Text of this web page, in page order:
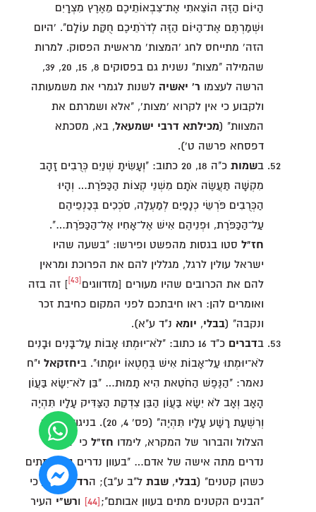
הַיּוֹם הַזֶּה הוֹצֵאתִי אֶת־צִבְאוֹתֵיכֶם מֵאֶרֶץ מִצְרָיִם
וּשְׁמַרְתֶּם אֶת־הַיּוֹם הַזֶּה לְדֹרֹתֵיכֶם חֻקַּת עוֹלָם". 'היום
הזה' מתייחס לחג 'המצות' מראשית הפסוק. למרות
שהמילה "מצות" נשנית גם בפסוקים 8, 15, 20, 39,
הרשה לעצמו ר' יאשיה לשנות לגמרי את משמעותה
ולקבוע כי אין לקרוא 'מצות', "אלא ושמרתם את
המצוות" (מכילתא דרבי ישמעאל, בא, מסכתא
דפסחא פרשה ט').
בשמות
כ"ה 18, 20 כתוב: "וְעָשִׂיתָ שְׁנַיִם כְּרֻבִים זָהָב
מִקְשָׁה תַּעֲשֶׂה אֹתָם מִשְּׁנֵי קְצוֹת הַכַּפֹּרֶת… וְהָיוּ
הַכְּרֻבִים פֹּרְשֵׂי כְנָפַיִם לְמַעְלָה, סֹכְכִים בְּכַנְפֵיהֶם
עַל־הַכַּפֹּרֶת, וּפְנֵיהֶם אִישׁ אֶל־אָחִיו אֶל־הַכַּפֹּרֶת…".
חז"ל סטו בגסות מהפשט ופירשו: "בשעה שהיו
ישראל עולין לרגל, מגללין להם את הפרוכת ומראין
להם את הכרובים שהיו מעורים [מזדווגים [43]
] זה בזה
ואומרים להן: ראו חיבתכם לפני המקום כחיבת זכר
ונקבה" (בבלי, יומא נ"ד ע"א).
בדברים
כ"ד 16 כתוב: "לֹא־יוּמְתוּ אָבוֹת עַל־בָּנִים וּבָנִים
לֹא־יוּמְתוּ עַל־אָבוֹת אִישׁ בְּחֶטְאוֹ יוּמָתוּ". ביחזקאל י"ח
נאמר: "הַנֶּפֶשׁ הַחֹטֵאת הִיא תָמוּת… "בֵּן לֹא־יִשָּׂא בַּעֲוֹן
הָאָב וְאָב לֹא יִשָּׂא בַּעֲוֹן הַבֵּן צִדְקַת הַצַּדִּיק עָלָיו תִּהְיֶה
וְרִשְׁעַת רָשָׁע עָלָיו תִּהְיֶה" (פס' 4, 20). בניגוד למסר
הצלול והברור של המקרא, לימדו חז"ל כי "בעוון
נדרים מתה אישה של אדם… "בעוון נדרים בנים מתים
כשהן קטנים" (בבלי, שבת ל"ב ע"ב); הרד"קקבע כי
"הבנים הקטנים מתים בעוון אבותם";[44] ורש"י העיר